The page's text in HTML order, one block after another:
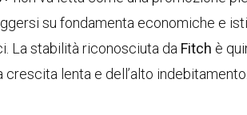
su fondamenta economiche e
La stabilità riconosciuta da Fitch è
lenta e dell’alto indebitamento.